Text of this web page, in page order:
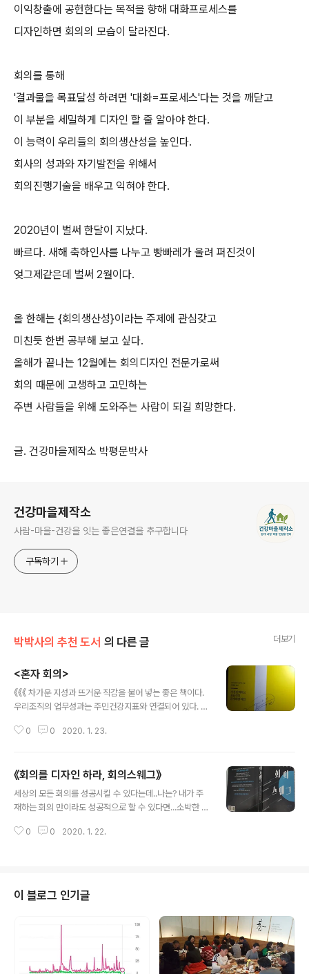
이익창출에 공헌한다는 목적을 향해 대화프로세스를
디자인하면 회의의 모습이 달라진다.
회의를 통해
'결과물을 목표달성 하려면 '대화=프로세스'다는 것을 깨닫고
이 부분을 세밀하게 디자인 할 줄 알아야 한다.
이 능력이 우리들의 회의생산성을 높인다.
회사의 성과와 자기발전을 위해서
회의진행기술을 배우고 익혀야 한다.
2020년이 벌써 한달이 지났다.
빠르다. 새해 축하인사를 나누고 빵빠레가 울려 퍼진것이
엊그제같은데 벌써 2월이다.
올 한해는 {회의생산성}이라는 주제에 관심갖고
미친듯 한번 공부해 보고 싶다.
올해가 끝나는 12월에는 회의디자인 전문가로써
회의 때문에 고생하고 고민하는
주변 사람들을 위해 도와주는 사람이 되길 희망한다.
글. 건강마을제작소 박평문박사
건강마을제작소
사람-마을-건강을 잇는 좋은연결을 추구합니다
구독하기
박박사의 추천 도서 의 다른 글 더보기
<혼자 회의>
《《《 차가운 지성과 뜨거운 직감을 불어 넣는 좋은 책이다.
우리조직의 업무성과는 주민건강지표와 연결되어 있다. 조
다하고 있다. 게다가 직원들의 역량강화를 위해서도 외부
0 0 2020. 1. 23.
《회의를 디자인 하라, 회의스웨그》
세상의 모든 회의를 성공시킬 수 있다는데..나는? 내가 주
재하는 회의 만이라도 성공적으로 할 수 있다면...소박한 바
저. 《회의스웨그》라는 책이다. 첫술에 배부를 수 없다. 읽고
0 0 2020. 1. 22.
이 블로그 인기글